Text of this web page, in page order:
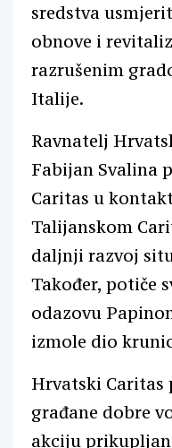
sredstva
obnove i
razrušenim
Italije.
Ravnatelj
Fabijan Svalina
Caritas u
Talijanskom
daljnji razvoj
Također, potiče
odazovu
izmole dio
Hrvatski Caritas
građane dobre
akciju